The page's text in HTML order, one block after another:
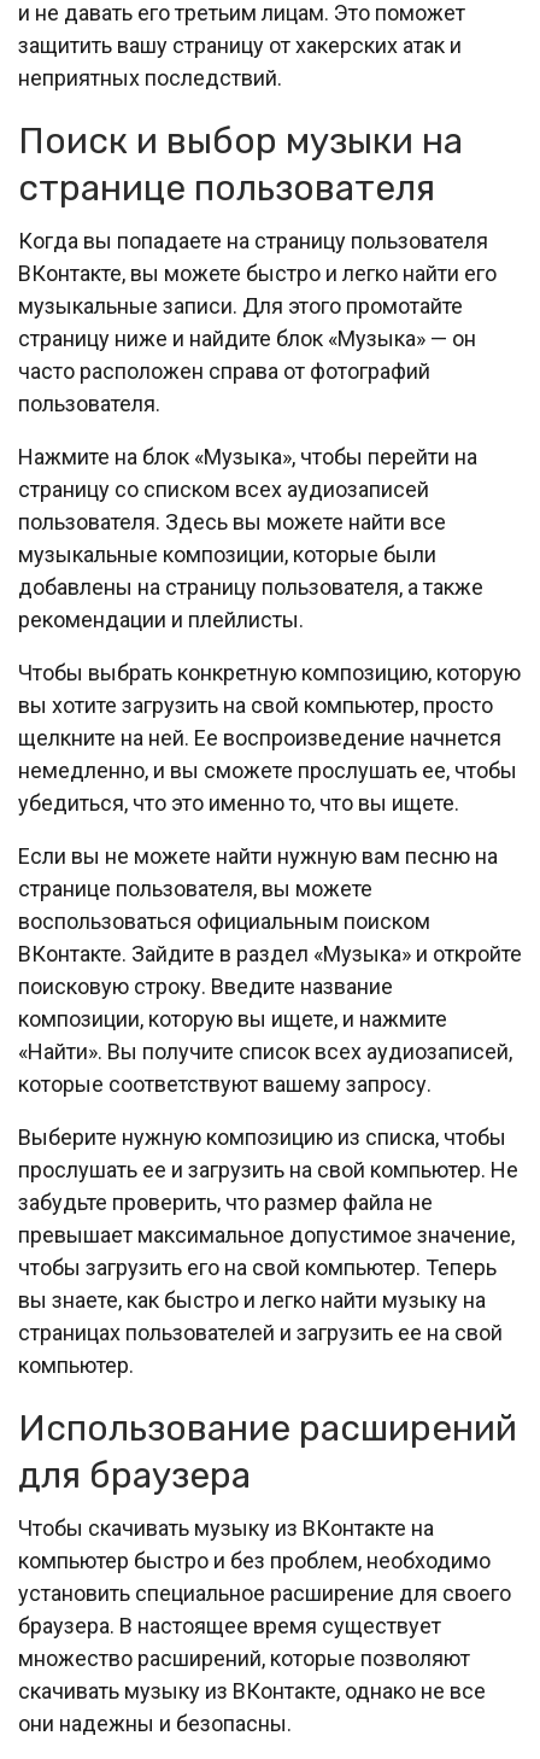
и не давать его третьим лицам. Это поможет
защитить вашу страницу от хакерских атак и
неприятных последствий.
Поиск и выбор музыки на
странице пользователя
Когда вы попадаете на страницу пользователя
ВКонтакте, вы можете быстро и легко найти его
музыкальные записи. Для этого промотайте
страницу ниже и найдите блок «Музыка» — он
часто расположен справа от фотографий
пользователя.
Нажмите на блок «Музыка», чтобы перейти на
страницу со списком всех аудиозаписей
пользователя. Здесь вы можете найти все
музыкальные композиции, которые были
добавлены на страницу пользователя, а также
рекомендации и плейлисты.
Чтобы выбрать конкретную композицию, которую
вы хотите загрузить на свой компьютер, просто
щелкните на ней. Ее воспроизведение начнется
немедленно, и вы сможете прослушать ее, чтобы
убедиться, что это именно то, что вы ищете.
Если вы не можете найти нужную вам песню на
странице пользователя, вы можете
воспользоваться официальным поиском
ВКонтакте. Зайдите в раздел «Музыка» и откройте
поисковую строку. Введите название
композиции, которую вы ищете, и нажмите
«Найти». Вы получите список всех аудиозаписей,
которые соответствуют вашему запросу.
Выберите нужную композицию из списка, чтобы
прослушать ее и загрузить на свой компьютер. Не
забудьте проверить, что размер файла не
превышает максимальное допустимое значение,
чтобы загрузить его на свой компьютер. Теперь
вы знаете, как быстро и легко найти музыку на
страницах пользователей и загрузить ее на свой
компьютер.
Использование расширений
для браузера
Чтобы скачивать музыку из ВКонтакте на
компьютер быстро и без проблем, необходимо
установить специальное расширение для своего
браузера. В настоящее время существует
множество расширений, которые позволяют
скачивать музыку из ВКонтакте, однако не все
они надежны и безопасны.